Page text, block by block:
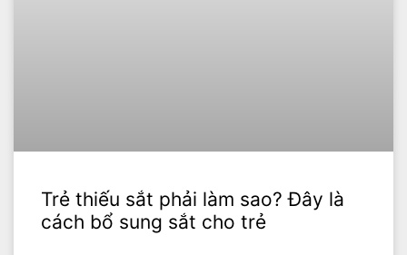
Trẻ thiếu sắt phải làm sao? Đây là
cách bổ sung sắt cho trẻ